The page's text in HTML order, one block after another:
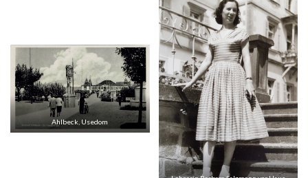
Ahlbeck, Usedom